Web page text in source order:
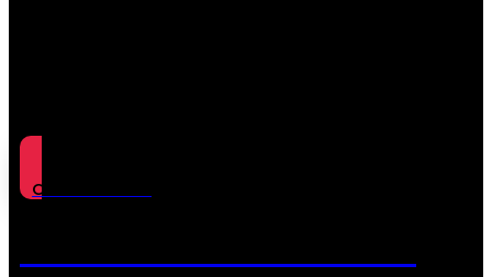
Convocatòries